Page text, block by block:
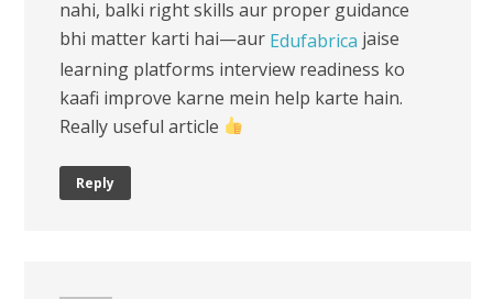
nahi, balki right skills aur proper guidance
bhi matter karti hai—aur Edufabrica jaise
learning platforms interview readiness ko
kaafi improve karne mein help karte hain.
Really useful article
Reply